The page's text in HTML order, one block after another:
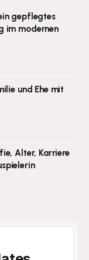
gepflegtes
im modernen
und Ehe mit
Alter, Karriere